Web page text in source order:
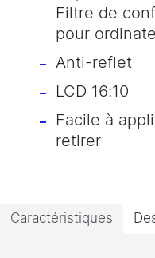
Filtre de
pour
Anti-reflet
LCD 16:10
Facile à
retirer
Caractéristiques